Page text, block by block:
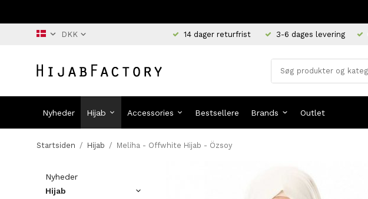
14 dager returfrist 3-6 dages levering
Nyheder Hijab Accessories Bestsellere Brands Outlet
Startsiden / Hijab / Meliha - Offwhite Hijab - Özsoy
Nyheder
Hijab